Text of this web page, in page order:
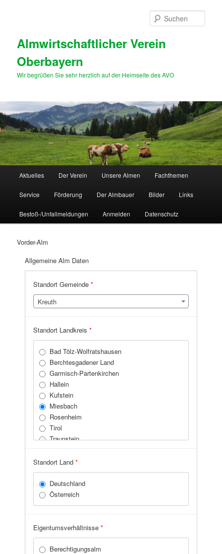
Almwirtschaftlicher Verein
Oberbayern
Wir begrüßen Sie sehr herzlich auf der Heimseite des AVO
Aktuelles Der Verein Unsere Almen Fachthemen
Service Förderung Der Almbauer Bilder Links
Bestoß-/Unfallmeldungen Anmelden Datenschutz
Vorder-Alm
Allgemeine Alm Daten
Standort Gemeinde*
Kreuth
Standort Landkreis*
Bad Tölz-Wolfratshausen
Berchtesgadener Land
Garmisch-Partenkirchen
Hallein
Kufstein
Miesbach
Rosenheim
Tirol
Traunstein
Standort Land*
Deutschland
Österreich
Eigentumsverhältnisse*
Berechtigungsalm